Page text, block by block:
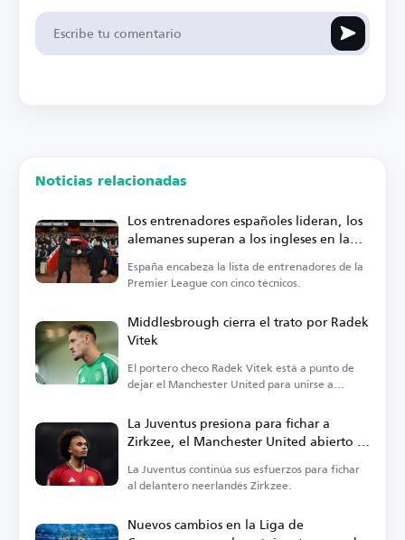
Noticias relacionadas
Los entrenadores españoles lideran, los
alemanes superan a los ingleses en la
Premier League
España encabeza la lista de entrenadores de la
Premier League con cinco técnicos.
Middlesbrough cierra el trato por Radek
Vitek
El portero checo Radek Vitek está a punto de
dejar el Manchester United para unirse a
La Juventus presiona para fichar a
Zirkzee, el Manchester United abierto a
La Juventus continúa sus esfuerzos para fichar
al delantero neerlandés Zirkzee.
Nuevos cambios en la Liga de